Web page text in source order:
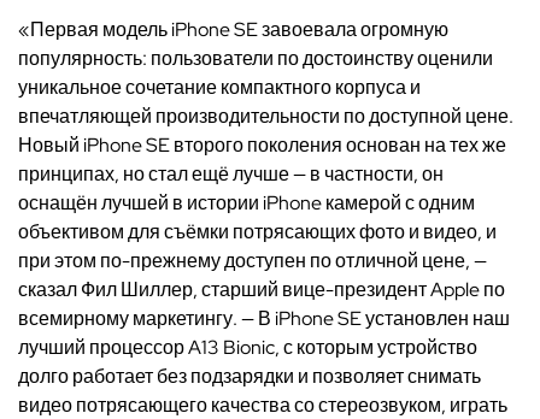
«Первая модель iPhone SE завоевала огромную
популярность: пользователи по достоинству оценили
уникальное сочетание компактного корпуса и
впечатляющей производительности по доступной цене.
Новый iPhone SE второго поколения основан на тех же
принципах, но стал ещё лучше — в частности, он
оснащён лучшей в истории iPhone камерой с одним
объективом для съёмки потрясающих фото и видео, и
при этом по-прежнему доступен по отличной цене, —
сказал Фил Шиллер, старший вице-президент Apple по
всемирному маркетингу. — В iPhone SE установлен наш
лучший процессор A13 Bionic, с которым устройство
долго работает без подзарядки и позволяет снимать
видео потрясающего качества со стереозвуком, играть